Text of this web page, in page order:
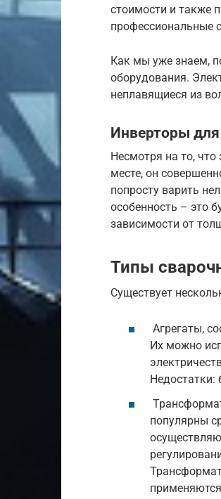
стоимости и также
профессиональные
Как мы уже знаем,
оборудования.
неплавящиеся из
Инверторы
Несмотря на то, что
месте, он
попросту варить
особенность – это
зависимости от
Типы
Существует
Агрегаты,
Их можно
Недостатки:
популярны